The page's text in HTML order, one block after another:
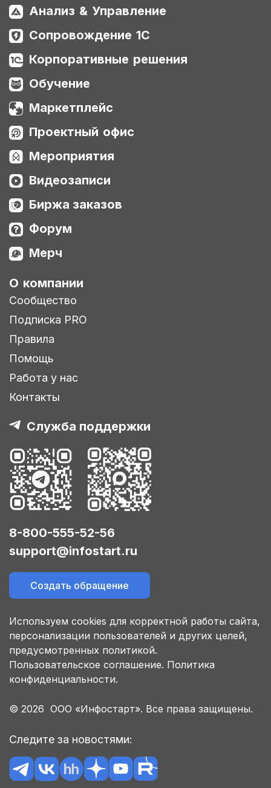
Анализ & Управление
Сопровождение 1С
Корпоративные решения
Обучение
Маркетплейс
Проектный офис
Мероприятия
Видеозаписи
Биржа заказов
Форум
Мерч
О компании
Сообщество
Подписка PRO
Правила
Помощь
Работа у нас
Контакты
Служба поддержки
8-800-555-52-56
support@infostart.ru
Создать обращение
Используем cookies для корректной работы сайта,
персонализации пользователей и других целей,
предусмотренных политикой.
Пользовательское соглашение. Политика
конфиденциальности.
© 2026 ООО «Инфостарт». Все права защищены.
Следите за новостями: